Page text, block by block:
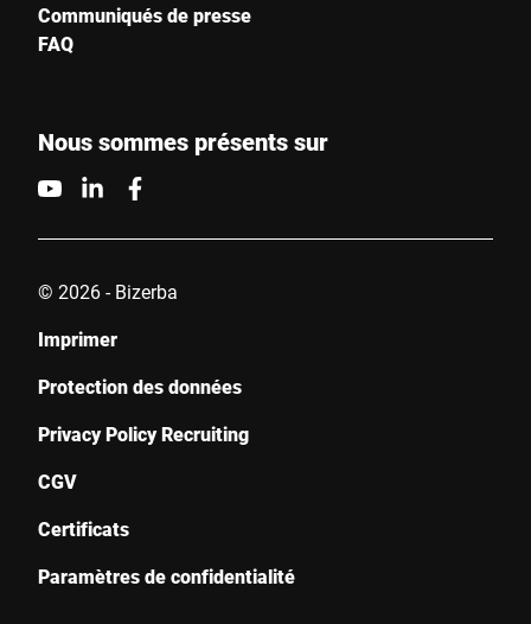
Communiqués de presse
FAQ
Nous sommes présents sur
© 2026 - Bizerba
Imprimer
Protection des données
Privacy Policy Recruiting
CGV
Certificats
Paramètres de confidentialité